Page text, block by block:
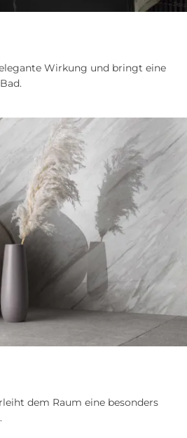
Wirkung und bringt eine
dem Raum eine besonders